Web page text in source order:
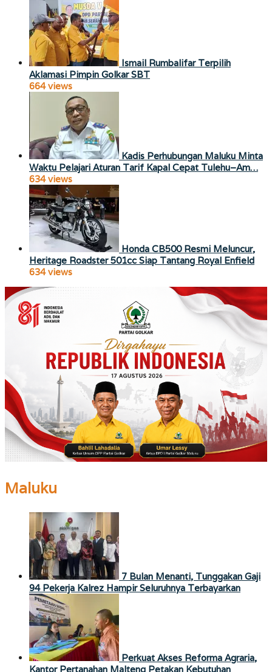
Ismail Rumbalifar Terpilih
Aklamasi Pimpin Golkar SBT
664 views
Kadis Perhubungan Maluku Minta
Waktu Pelajari Aturan Tarif Kapal Cepat Tulehu–Am…
634 views
Honda CB500 Resmi Meluncur,
Heritage Roadster 501cc Siap Tantang Royal Enfield
634 views
Maluku
7 Bulan Menanti, Tunggakan Gaji
94 Pekerja Kalrez Hampir Seluruhnya Terbayarkan
Perkuat Akses Reforma Agraria,
Kantor Pertanahan Malteng Petakan Kebutuhan